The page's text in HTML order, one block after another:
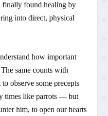
finally found healing by
into direct, physical
how important
same counts with
observe some precepts
times like parrots — but
him, to open our hearts